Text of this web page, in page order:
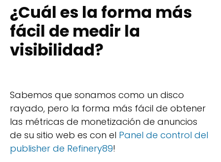
¿Cuál es la forma más
fácil de medir la
visibilidad?
Sabemos que sonamos como un disco
rayado, pero la forma más fácil de obtener
las métricas de monetización de anuncios
de su sitio web es con el Panel de control del
publisher de Refinery89!